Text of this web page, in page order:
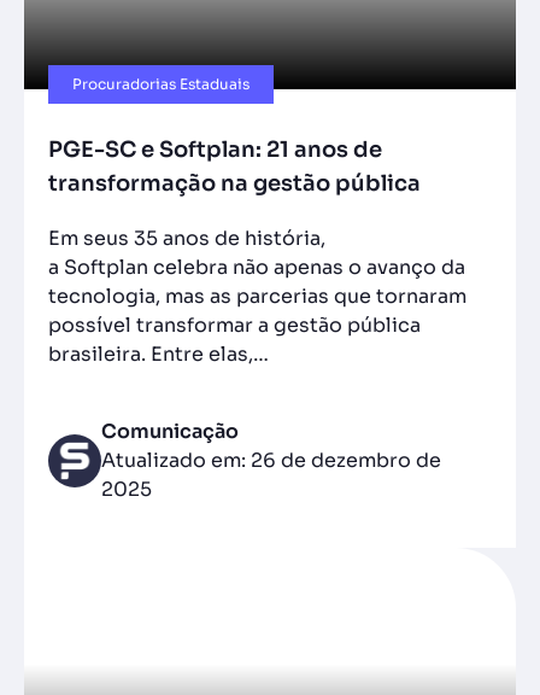
Procuradorias Estaduais
PGE-SC e Softplan: 21 anos de
transformação na gestão pública
Em seus 35 anos de história,
a Softplan celebra não apenas o avanço da
tecnologia, mas as parcerias que tornaram
possível transformar a gestão pública
brasileira. Entre elas,…
Comunicação
Atualizado em: 26 de dezembro de
2025